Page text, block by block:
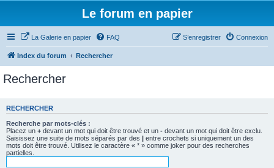
Le forum en papier
La Galerie en papier FAQ Connexion
S’enregistrer
Index du forum Rechercher
Rechercher
RECHERCHER
Recherche par mots-clés :
Placez un + devant un mot qui doit être trouvé et un - devant un mot qui doit être exclu.
Saisissez une suite de mots séparés par des | entre crochets si uniquement un des
mots doit être trouvé. Utilisez le caractère « * » comme joker pour des recherches
partielles.